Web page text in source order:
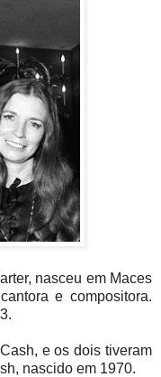
nasceu em Maces
e compositora.
e os dois tiveram
nascido em 1970.